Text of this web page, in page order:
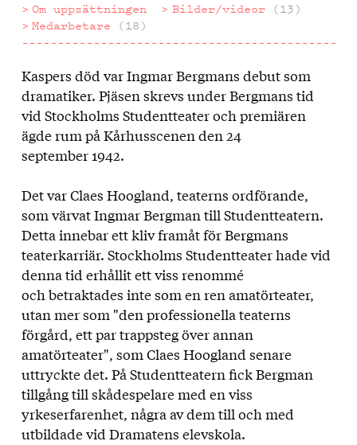
Om uppsättningen Bilder/videor (13)
Medarbetare (18)
Om
uppsättningen
Kaspers död var Ingmar Bergmans debut som
dramatiker. Pjäsen skrevs under Bergmans tid
vid Stockholms Studentteater och premiären
ägde rum på Kårhusscenen den 24
september 1942.
Det var Claes Hoogland, teaterns ordförande,
som värvat Ingmar Bergman till Studentteatern.
Detta innebar ett kliv framåt för Bergmans
teaterkarriär. Stockholms Studentteater hade vid
denna tid erhållit ett viss renommé
och betraktades inte som en ren amatörteater,
utan mer som "den professionella teaterns
förgård, ett par trappsteg över annan
amatörteater", som Claes Hoogland senare
uttryckte det. På Studentteatern fick Bergman
tillgång till skådespelare med en viss
yrkeserfarenhet, några av dem till och med
utbildade vid Dramatens elevskola.